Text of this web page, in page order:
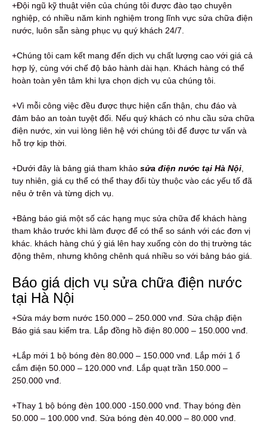
+Đội ngũ kỹ thuật viên của chúng tôi được đào tạo chuyên
nghiệp, có nhiều năm kinh nghiệm trong lĩnh vực sửa chữa điện
nước, luôn sẵn sàng phục vụ quý khách 24/7.
+Chúng tôi cam kết mang đến dịch vụ chất lượng cao với giá cả
hợp lý, cùng với chế độ bảo hành dài hạn. Khách hàng có thể
hoàn toàn yên tâm khi lựa chọn dịch vụ của chúng tôi.
+Vì mỗi công việc đều được thực hiện cẩn thận, chu đáo và
đảm bảo an toàn tuyệt đối. Nếu quý khách có nhu cầu sửa chữa
điện nước, xin vui lòng liên hệ với chúng tôi để được tư vấn và
hỗ trợ kịp thời.
+Dưới đây là bảng giá tham khảo sửa điện nước tại Hà Nội,
tuy nhiên, giá cụ thể có thể thay đổi tùy thuộc vào các yếu tố đã
nêu ở trên và từng dịch vụ.
+Bảng báo giá một số các hạng mục sửa chữa để khách hàng
tham khảo trước khi làm được để có thể so sánh với các đơn vị
khác. khách hàng chú ý giá lên hay xuống còn do thị trường tác
động thêm, nhưng không chênh quá nhiều so với bảng báo giá.
Báo giá dịch vụ sửa chữa điện nước
tại Hà Nội
+Sửa máy bơm nước 150.000 – 250.000 vnđ. Sửa chập điện
Báo giá sau kiểm tra. Lắp đồng hồ điện 80.000 – 150.000 vnđ.
+Lắp mới 1 bộ bóng đèn 80.000 – 150.000 vnđ. Lắp mới 1 ổ
cắm điện 50.000 – 120.000 vnđ. Lắp quạt trần 150.000 –
250.000 vnđ.
+Thay 1 bộ bóng đèn 100.000 -150.000 vnđ. Thay bóng đèn
50.000 – 100.000 vnđ. Sửa bóng đèn 40.000 – 80.000 vnđ.